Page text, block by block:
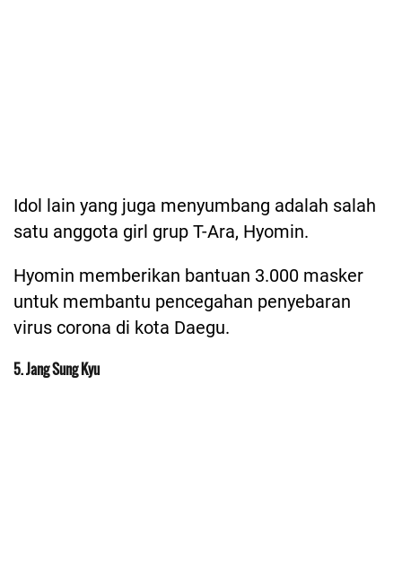
Idol lain yang juga menyumbang adalah salah
satu anggota girl grup T-Ara, Hyomin.
Hyomin memberikan bantuan 3.000 masker
untuk membantu pencegahan penyebaran
virus corona di kota Daegu.
5. Jang Sung Kyu